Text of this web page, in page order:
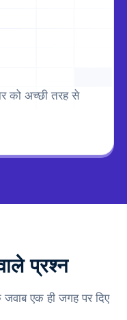
को अच्छी तरह से
प्रश्न
एक ही जगह पर दिए